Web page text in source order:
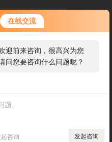
在线交流
迎前来咨询，很高兴为您
问您要咨询什么问题呢？
咨询 发起咨询